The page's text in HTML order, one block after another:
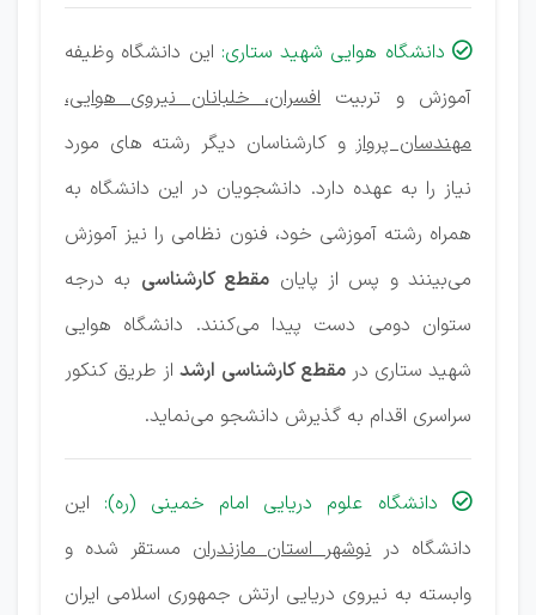
دانشگاه هوایی شهید ستاری: این دانشگاه وظیفه
آموزش و تربیت افسران، خلبانان نیروی هوایی،
مهندسان پروازو کارشناسان دیگر رشته های مورد
نیاز را به عهده دارد. دانشجویان در این دانشگاه به
همراه رشته آموزشی خود، فنون نظامی را نیز آموزش
می‌بینند و پس از پایان مقطع کارشناسی به درجه
ستوان دومی دست پیدا می‌کنند. دانشگاه هوایی
شهید ستاری درمقطع کارشناسی ارشداز طریق کنکور
سراسری اقدام به گذیرش دانشجو می‌نماید.
دانشگاه علوم دریایی امام خمینی (ره): این
دانشگاه درنوشهر استان مازندران مستقر شده و
وابسته به نیروی دریایی ارتش جمهوری اسلامی ایران